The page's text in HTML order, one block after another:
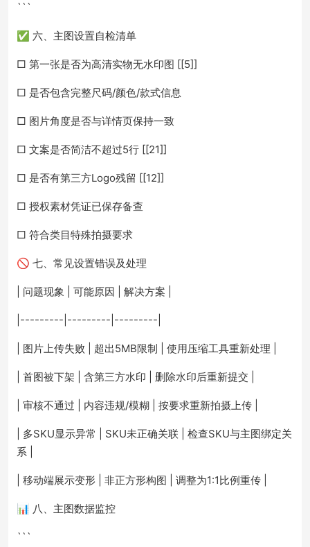
```
✅ 六、主图设置自检清单
□ 第一张是否为高清实物无水印图 [[5]]
□ 是否包含完整尺码/颜色/款式信息
□ 图片角度是否与详情页保持一致
□ 文案是否简洁不超过5行 [[21]]
□ 是否有第三方Logo残留 [[12]]
□ 授权素材凭证已保存备查
□ 符合类目特殊拍摄要求
🚫 七、常见设置错误及处理
| 问题现象 | 可能原因 | 解决方案 |
|---------|---------|---------|
| 图片上传失败 | 超出5MB限制 | 使用压缩工具重新处理 |
| 首图被下架 | 含第三方水印 | 删除水印后重新提交 |
| 审核不通过 | 内容违规/模糊 | 按要求重新拍摄上传 |
| 多SKU显示异常 | SKU未正确关联 | 检查SKU与主图绑定关
系 |
| 移动端展示变形 | 非正方形构图 | 调整为1:1比例重传 |
📊 八、主图数据监控
```